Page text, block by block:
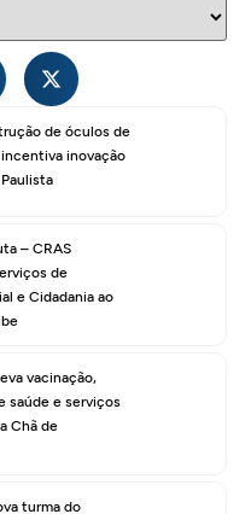
de óculos de
inovação
– CRAS
de
e Cidadania ao
vacinação,
saúde e serviços
Chã de
turma do